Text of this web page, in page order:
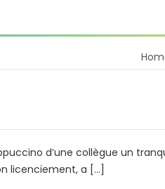
d’une collègue un
licenciement, a […]